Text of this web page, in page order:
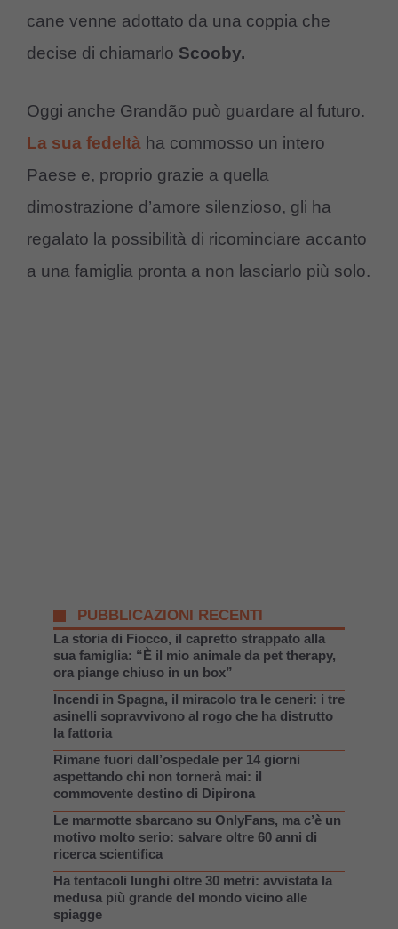
cane venne adottato da una coppia che
decise di chiamarlo Scooby.
Oggi anche Grandão può guardare al futuro.
La sua fedeltà ha commosso un intero
Paese e, proprio grazie a quella
dimostrazione d’amore silenzioso, gli ha
regalato la possibilità di ricominciare accanto
a una famiglia pronta a non lasciarlo più solo.
PUBBLICAZIONI RECENTI
La storia di Fiocco, il capretto strappato alla
sua famiglia: “È il mio animale da pet therapy,
ora piange chiuso in un box”
Incendi in Spagna, il miracolo tra le ceneri: i tre
asinelli sopravvivono al rogo che ha distrutto
la fattoria
Rimane fuori dall’ospedale per 14 giorni
aspettando chi non tornerà mai: il
commovente destino di Dipirona
Le marmotte sbarcano su OnlyFans, ma c’è un
motivo molto serio: salvare oltre 60 anni di
ricerca scientifica
Ha tentacoli lunghi oltre 30 metri: avvistata la
medusa più grande del mondo vicino alle
spiagge